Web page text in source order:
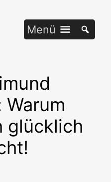
Menü
Warum
glücklich